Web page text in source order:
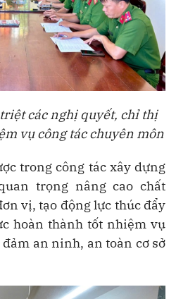
các nghị quyết, chỉ thị
vụ công tác chuyên môn
trong công tác xây dựng
trọng nâng cao chất
vị, tạo động lực thúc đẩy
hoàn thành tốt nhiệm vụ
an ninh, an toàn cơ sở